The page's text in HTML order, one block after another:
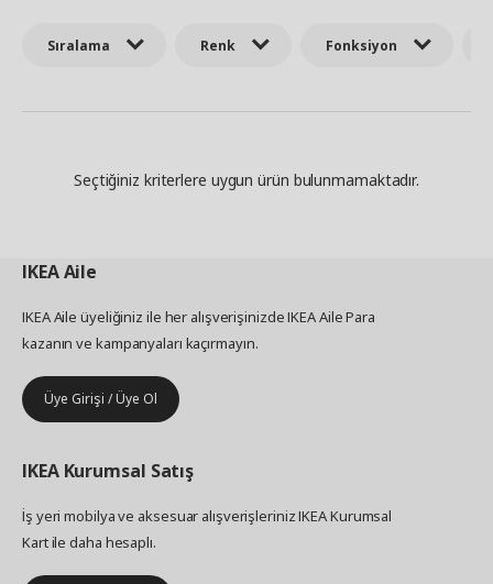
Sıralama Renk Fonksiyon
Seçtiğiniz kriterlere uygun ürün bulunmamaktadır.
IKEAAile
IKEA Aile üyeliğiniz ile her alışverişinizde IKEA Aile Para
kazanın ve kampanyaları kaçırmayın.
Üye Girişi / Üye Ol
IKEA Kurumsal Satış
İş yeri mobilya ve aksesuar alışverişleriniz IKEA Kurumsal
Kart ile daha hesaplı.